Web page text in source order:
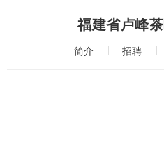
福建省卢峰
简介 招聘